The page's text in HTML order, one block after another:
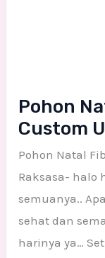
Pohon
Custom
Pohon Natal
Raksasa- halo
semuanya..
sehat dan
harinya ya…